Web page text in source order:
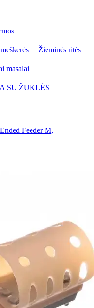
Žieminės ritės
masalai
SU ŽŪKLĖS
Feeder M,